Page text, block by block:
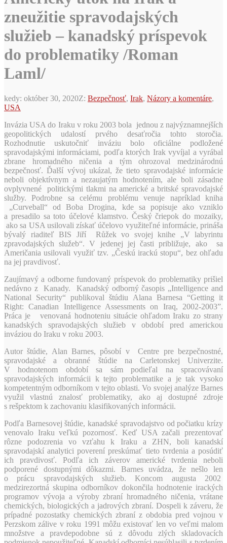
zneužitie spravodajských
služieb – kanadský príspevok
do problematiky /Roman
Laml/
kedy: október 30, 2020Z: Bezpečnosť, Irak, Názory a komentáre,
USA
Invázia USA do Iraku v roku 2003 bola jednou z najvýznamnejších
geopolitických udalostí prvého desaťročia tohto storočia.
Rozhodnutie uskutočniť inváziu bolo oficiálne podložené
spravodajskými informáciami, podľa ktorých Irak vyvíjal a vyrábal
zbrane hromadného ničenia a tým ohrozoval medzinárodnú
bezpečnosť. Ďalší vývoj ukázal, že tieto spravodajské informácie
neboli objektívnym a nezaujatým hodnotením, ale boli zásadne
ovplyvnené politickými tlakmi na americké a britské spravodajské
služby. Podrobne sa celému problému venuje napríklad kniha
„Curveball“ od Boba Drogina, kde sa popisuje ako vzniklo
a presadilo sa toto účelové klamstvo. Český čriepok do mozaiky,
ako sa USA usilovali získať účelovo využiteľné informácie, prináša
bývalý riaditeľ BIS Jiří Růžek vo svojej knihe „V labyrintu
zpravodajských služeb“. V jedenej jej časti približuje, ako sa
Američania usilovali využiť tzv. „Českú irackú stopu“, bez ohľadu
na jej pravdivosť.
Zaujímavý a odborne fundovaný príspevok do problematiky prišiel
nedávno z Kanady. Kanadský odborný časopis „Intelligence and
National Security“ publikoval štúdiu Alana Barnesa “Getting it
Right: Canadian Intelligence Assessments on Iraq, 2002-2003”.
Práca je venovaná hodnoteniu situácie ohľadom Iraku zo strany
kanadských spravodajských služieb v období pred americkou
inváziou do Iraku v roku 2003.
Autor štúdie, Alan Barnes, pôsobí v Centre pre bezpečnostné,
spravodajské a obranné štúdie na Carletonskej Univerzite.
V hodnotenom období sa sám podieľal na spracovávaní
spravodajských informácii k tejto problematike a je tak vysoko
kompetentným odborníkom v tejto oblasti. Vo svojej analýze Barnes
využil vlastnú znalosť problematiky, ako aj dostupné zdroje
s rešpektom k zachovaniu klasifikovaných informácii.
Podľa Barnesovej štúdie, kanadské spravodajstvo od počiatku krízy
venovalo Iraku veľkú pozornosť. Keď USA začali prezentovať
rôzne podozrenia vo vzťahu k Iraku a ZHN, boli kanadskí
spravodajskí analytici poverení preskúmať tieto tvrdenia a posúdiť
ich pravdivosť. Podľa ich záverov americké tvrdenia neboli
podporené dostupnými dôkazmi. Barnes uvádza, že nešlo len
o prácu spravodajských služieb. Koncom augusta 2002
medzirezortná skupina odborníkov dokončila hodnotenie irackých
programov vývoja a výroby zbraní hromadného ničenia, vrátane
chemických, biologických a jadrových zbraní. Dospeli k záveru, že
prípadné pozostatky chemických zbraní z obdobia pred vojnou v
Perzskom zálive v roku 1991 môžu existovať len vo veľmi malom
množstve a pravdepodobne sú z dôvodu zlých skladovacích